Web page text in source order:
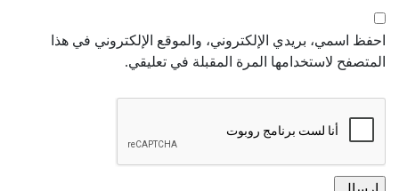
احفظ اسمي، بريدي الإلكتروني، والموقع الإلكتروني في هذا
المتصفح لاستخدامها المرة المقبلة في تعليقي.